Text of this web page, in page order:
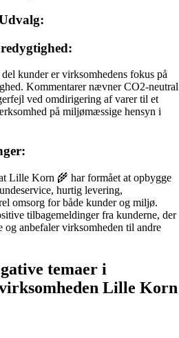
kunder er virksomhedens fokus på
Kommentarer nævner CO2-neutral
ved omdirigering af varer til et
på miljømæssige hensyn i
Lille Korn 🌾 har formået at opbygge
hurtig levering,
omsorg for både kunder og miljø.
tilbagemeldinger fra kunderne, der
og anbefaler virksomheden til andre
temaer i
Lille Korn